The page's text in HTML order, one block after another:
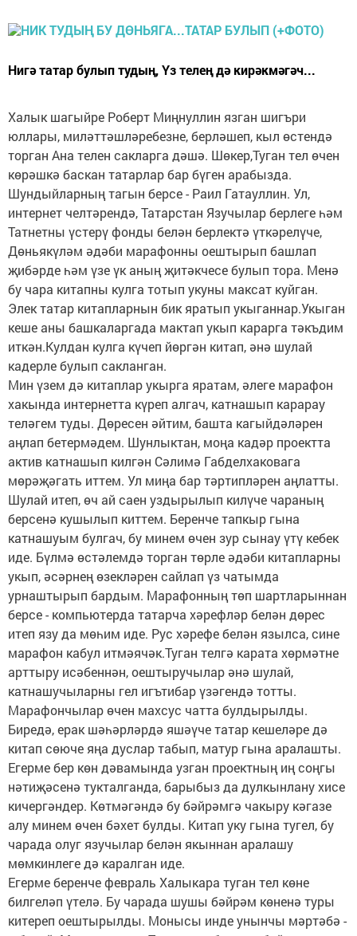
Нигә татар булып тудың, Үз телең дә кирәкмәгәч...
Халык шагыйре Роберт Миңнуллин язган шигъри
юллары, миләттәшләребезне, берләшеп, кыл өстендә
торган Ана телен сакларга дәшә. Шөкер,Туган тел өчен
көрәшкә баскан татарлар бар бүген арабызда.
Шундыйларның тагын берсе - Раил Гатауллин. Ул,
интернет челтәрендә, Татарстан Язучылар берлеге һәм
Татнетны үстерү фонды белән берлектә үткәрелүче,
Дөньякүләм әдәби марафонны оештырып башлап
җибәрде һәм үзе үк аның җитәкчесе булып тора. Менә
бу чара китапны кулга тотып укуны максат куйган.
Элек татар китапларнын бик яратып укыганнар.Укыган
кеше аны башкаларгада мактап укып карарга тәкъдим
иткән.Кулдан кулга күчеп йөргән китап, әнә шулай
кадерле булып сакланган.
Мин үзем дә китаплар укырга яратам, әлеге марафон
хакында интернетта күреп алгач, катнашып карарау
теләгем туды. Дөресен әйтим, башта кагыйдәләрен
аңлап бетермәдем. Шунлыктан, моңа кадәр проектта
актив катнашып килгән Сәлимә Габделхаковага
мөрәҗәгать иттем. Ул миңа бар тәртипләрен аңлатты.
Шулай итеп, өч ай саен уздырылып килүче чараның
берсенә кушылып киттем. Беренче тапкыр гына
катнашуым булгач, бу минем өчен зур сынау үтү кебек
иде. Бүлмә өстәлемдә торган төрле әдәби китапларны
укып, әсәрнең өзекләрен сайлап үз чатымда
урнаштырып бардым. Марафонның төп шартларыннан
берсе - компьютерда татарча хәрефләр белән дөрес
итеп язу да мөһим иде. Рус хәрефе белән язылса, сине
марафон кабул итмәячәк.Туган телгә карата хөрмәтне
арттыру исәбеннән, оештыручылар әнә шулай,
катнашучыларны гел игътибар үзәгендә тотты.
Марафончылар өчен махсус чатта булдырылды.
Биредә, ерак шәһәрләрдә яшәүче татар кешеләре дә
китап сөюче яңа дуслар табып, матур гына аралашты.
Егерме бер көн дәвамында узган проектның иң соңгы
нәтиҗәсенә тукталганда, барыбыз да дулкынлану хисе
кичергәндер. Көтмәгәндә бу бәйрәмгә чакыру кәгазе
алу минем өчен бәхет булды. Китап уку гына тугел, бу
чарада олуг язучылар белән якыннан аралашу
мөмкинлеге дә каралган иде.
Егерме беренче февраль Халыкара туган тел көне
билгеләп үтелә. Бу чарада шушы бәйрәм көненә туры
китереп оештырылды. Монысы инде унынчы мәртәбә -